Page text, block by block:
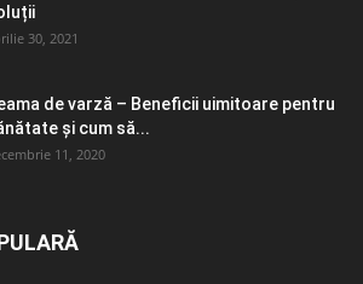
30, 2021
de varză – Beneficii uimitoare pentru
și cum să...
11, 2020